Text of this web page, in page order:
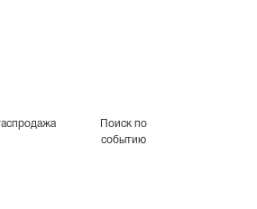
Поиск по
событию